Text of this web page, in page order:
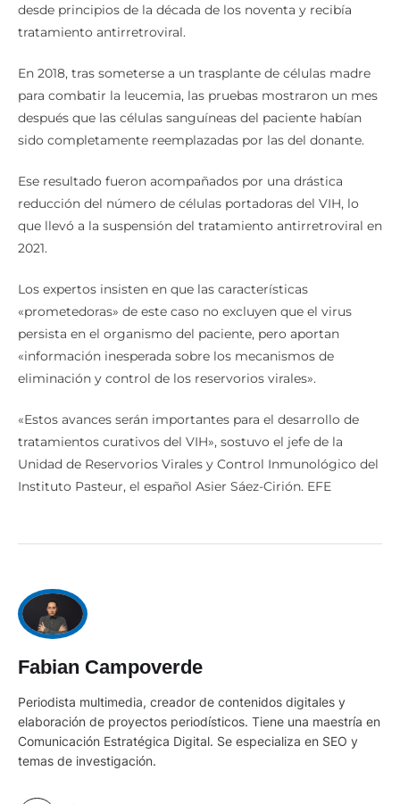
desde principios de la década de los noventa y recibía
tratamiento antirretroviral.
En 2018, tras someterse a un trasplante de células madre
para combatir la leucemia, las pruebas mostraron un mes
después que las células sanguíneas del paciente habían
sido completamente reemplazadas por las del donante.
Ese resultado fueron acompañados por una drástica
reducción del número de células portadoras del VIH, lo
que llevó a la suspensión del tratamiento antirretroviral en
2021.
Los expertos insisten en que las características
«prometedoras» de este caso no excluyen que el virus
persista en el organismo del paciente, pero aportan
«información inesperada sobre los mecanismos de
eliminación y control de los reservorios virales».
«Estos avances serán importantes para el desarrollo de
tratamientos curativos del VIH», sostuvo el jefe de la
Unidad de Reservorios Virales y Control Inmunológico del
Instituto Pasteur, el español Asier Sáez-Cirión. EFE
Fabian Campoverde
Periodista multimedia, creador de contenidos digitales y
elaboración de proyectos periodísticos. Tiene una maestría en
Comunicación Estratégica Digital. Se especializa en SEO y
temas de investigación.